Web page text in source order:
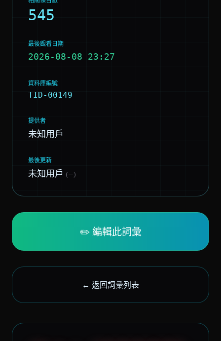
545
最後觀看日期
2026-08-08 23:27
資料庫編號
TID-00149
提供者
未知用戶
最後更新
未知用戶 (—)
✏️ 編輯此詞彙
← 返回詞彙列表